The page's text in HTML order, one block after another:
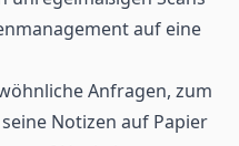
auf eine
Anfragen, zum
Notizen auf Papier